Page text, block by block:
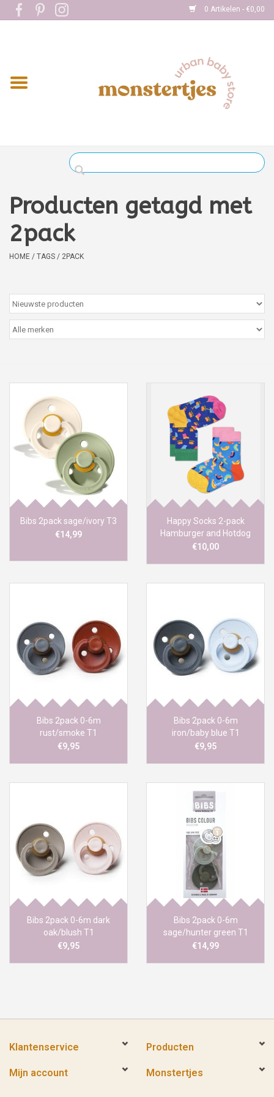
0 Artikelen - €0,00
Home
Kleding
Verzorging
Boekjes
kaartjes
Cadeaubon
Sales
Merken
Producten getagd met
2pack
HOME / TAGS / 2PACK
Bibs 2pack sage/ivory T3
€14,99
Happy Socks 2-pack
Hamburger and Hotdog
€10,00
Bibs 2pack 0-6m
rust/smoke T1
€9,95
Bibs 2pack 0-6m
iron/baby blue T1
€9,95
Bibs 2pack 0-6m dark
oak/blush T1
€9,95
Bibs 2pack 0-6m
sage/hunter green T1
€14,99
Klantenservice Producten
Mijn account Monstertjes